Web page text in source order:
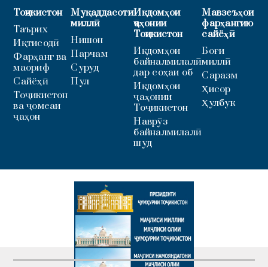
Тоҷикистон
Таърих
Иқтисодӣ
Фарҳанг ва
маориф
Сайёҳӣ
Тоҷикистон
ва ҷомеаи
ҷаҳон
Муқаддасоти
миллӣ
Нишон
Парчам
Суруд
Пул
Иқдомҳои
ҷаҳонии
Тоҷикистон
Иқдомҳои
байналмилалӣ
дар соҳаи об
Иқдомҳои
ҷаҳонии
Тоҷикистон
Наврӯз
байналмилалӣ
шуд
Мавзеъҳои
фарҳангию
сайёҳӣ
Боғи
миллӣ
Саразм
Ҳисор
Ҳулбук